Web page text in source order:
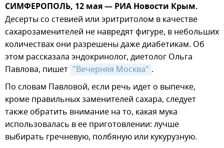
СИМФЕРОПОЛЬ, 12 мая — РИА Новости Крым.
Десерты со стевией или эритритолом в качестве
сахарозаменителей не навредят фигуре, в небольших
количествах они разрешены даже диабетикам. Об
этом рассказала эндокринолог, диетолог Ольга
Павлова, пишет "Вечерняя Москва" .
По словам Павловой, если речь идет о выпечке,
кроме правильных заменителей сахара, следует
также обратить внимание на то, какая мука
использовалась в ее приготовлении: лучше
выбирать гречневую, полбяную или кукурузную.